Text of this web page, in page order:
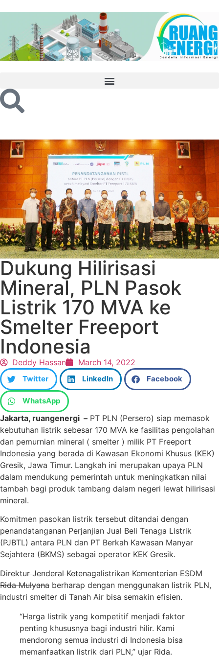
Dukung Hilirisasi
Mineral, PLN Pasok
Listrik 170 MVA ke
Smelter Freeport
Indonesia
Deddy Hassan March 14, 2022
Twitter LinkedIn Facebook
WhatsApp
Jakarta, ruangenergi – PT PLN (Persero) siap memasok
kebutuhan listrik sebesar 170 MVA ke fasilitas pengolahan
dan pemurnian mineral ( smelter ) milik PT Freeport
Indonesia yang berada di Kawasan Ekonomi Khusus (KEK)
Gresik, Jawa Timur. Langkah ini merupakan upaya PLN
dalam mendukung pemerintah untuk meningkatkan nilai
tambah bagi produk tambang dalam negeri lewat hilirisasi
mineral.
Komitmen pasokan listrik tersebut ditandai dengan
penandatanganan Perjanjian Jual Beli Tenaga Listrik
(PJBTL) antara PLN dan PT Berkah Kawasan Manyar
Sejahtera (BKMS) sebagai operator KEK Gresik.
Direktur Jenderal Ketenagalistrikan Kementerian ESDM
Rida Mulyana berharap dengan menggunakan listrik PLN,
industri smelter di Tanah Air bisa semakin efisien.
“Harga listrik yang kompetitif menjadi faktor
penting khususnya bagi industri hilir. Kami
mendorong semua industri di Indonesia bisa
memanfaatkan listrik dari PLN,” ujar Rida.